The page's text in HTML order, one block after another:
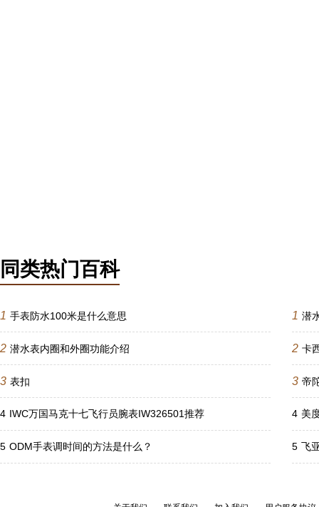
同类热门百科
1 手表防水100米是什么意思
2 潜水表内圈和外圈功能介绍
3 表扣
4 IWC万国马克十七飞行员腕表IW326501推荐
5 ODM手表调时间的方法是什么？
1 潜
2 卡
3 帝
4 美
5 飞